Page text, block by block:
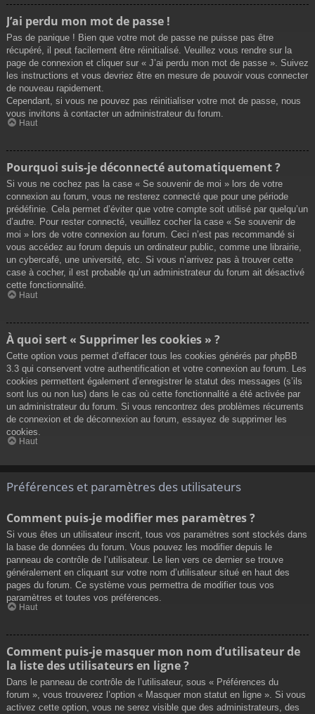
J’ai perdu mon mot de passe !
Pas de panique ! Bien que votre mot de passe ne puisse pas être
récupéré, il peut facilement être réinitialisé. Veuillez vous rendre sur la
page de connexion et cliquer sur « J’ai perdu mon mot de passe ». Suivez
les instructions et vous devriez être en mesure de pouvoir vous connecter
de nouveau rapidement.
Cependant, si vous ne pouvez pas réinitialiser votre mot de passe, nous
vous invitons à contacter un administrateur du forum.
Haut
Pourquoi suis-je déconnecté automatiquement ?
Si vous ne cochez pas la case « Se souvenir de moi » lors de votre
connexion au forum, vous ne resterez connecté que pour une période
prédéfinie. Cela permet d’éviter que votre compte soit utilisé par quelqu’un
d’autre. Pour rester connecté, veuillez cocher la case « Se souvenir de
moi » lors de votre connexion au forum. Ceci n’est pas recommandé si
vous accédez au forum depuis un ordinateur public, comme une librairie,
un cybercafé, une université, etc. Si vous n’arrivez pas à trouver cette
case à cocher, il est probable qu’un administrateur du forum ait désactivé
cette fonctionnalité.
Haut
À quoi sert « Supprimer les cookies » ?
Cette option vous permet d’effacer tous les cookies générés par phpBB
3.3 qui conservent votre authentification et votre connexion au forum. Les
cookies permettent également d’enregistrer le statut des messages (s’ils
sont lus ou non lus) dans le cas où cette fonctionnalité a été activée par
un administrateur du forum. Si vous rencontrez des problèmes récurrents
de connexion et de déconnexion au forum, essayez de supprimer les
cookies.
Haut
Préférences et paramètres des utilisateurs
Comment puis-je modifier mes paramètres ?
Si vous êtes un utilisateur inscrit, tous vos paramètres sont stockés dans
la base de données du forum. Vous pouvez les modifier depuis le
panneau de contrôle de l’utilisateur. Le lien vers ce dernier se trouve
généralement en cliquant sur votre nom d’utilisateur situé en haut des
pages du forum. Ce système vous permettra de modifier tous vos
paramètres et toutes vos préférences.
Haut
Comment puis-je masquer mon nom d’utilisateur de
la liste des utilisateurs en ligne ?
Dans le panneau de contrôle de l’utilisateur, sous « Préférences du
forum », vous trouverez l’option « Masquer mon statut en ligne ». Si vous
activez cette option, vous ne serez visible que des administrateurs, des